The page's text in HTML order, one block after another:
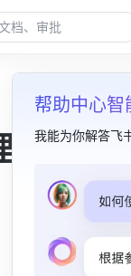
帮助中心智
我能为你解答飞
之
本篇目录
解决